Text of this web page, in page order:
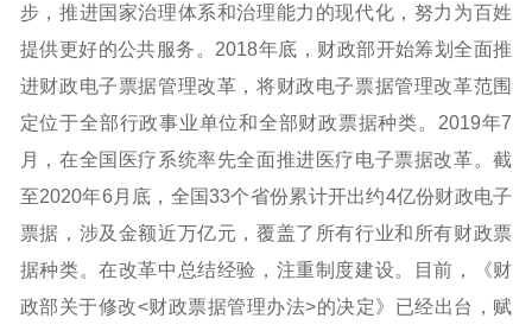
步，推进国家治理体系和治理能力的现代化，努力为百姓
提供更好的公共服务。2018年底，财政部开始筹划全面推
进财政电子票据管理改革，将财政电子票据管理改革范围
定位于全部行政事业单位和全部财政票据种类。2019年7
月，在全国医疗系统率先全面推进医疗电子票据改革。截
至2020年6月底，全国33个省份累计开出约4亿份财政电子
票据，涉及金额近万亿元，覆盖了所有行业和所有财政票
据种类。在改革中总结经验，注重制度建设。目前，《财
政部关于修改<财政票据管理办法>的决定》已经出台，赋